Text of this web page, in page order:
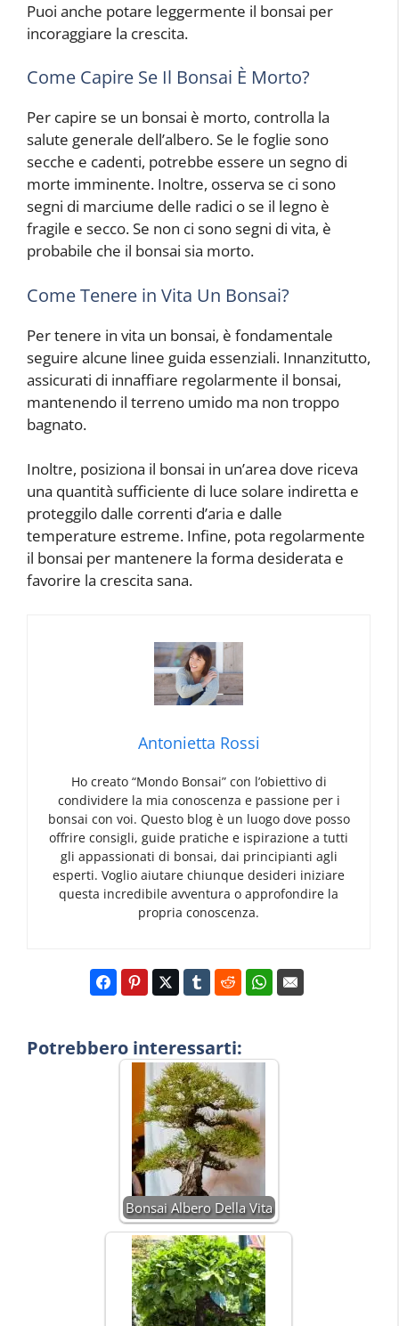
Puoi anche potare leggermente il bonsai per
incoraggiare la crescita.
Come Capire Se Il Bonsai È Morto?
Per capire se un bonsai è morto, controlla la
salute generale dell’albero. Se le foglie sono
secche e cadenti, potrebbe essere un segno di
morte imminente. Inoltre, osserva se ci sono
segni di marciume delle radici o se il legno è
fragile e secco. Se non ci sono segni di vita, è
probabile che il bonsai sia morto.
Come Tenere in Vita Un Bonsai?
Per tenere in vita un bonsai, è fondamentale
seguire alcune linee guida essenziali. Innanzitutto,
assicurati di innaffiare regolarmente il bonsai,
mantenendo il terreno umido ma non troppo
bagnato.
Inoltre, posiziona il bonsai in un’area dove riceva
una quantità sufficiente di luce solare indiretta e
proteggilo dalle correnti d’aria e dalle
temperature estreme. Infine, pota regolarmente
il bonsai per mantenere la forma desiderata e
favorire la crescita sana.
Antonietta Rossi
Ho creato “Mondo Bonsai” con l’obiettivo di
condividere la mia conoscenza e passione per i
bonsai con voi. Questo blog è un luogo dove posso
offrire consigli, guide pratiche e ispirazione a tutti
gli appassionati di bonsai, dai principianti agli
esperti. Voglio aiutare chiunque desideri iniziare
questa incredibile avventura o approfondire la
propria conoscenza.
Potrebbero interessarti:
Bonsai Albero Della Vita